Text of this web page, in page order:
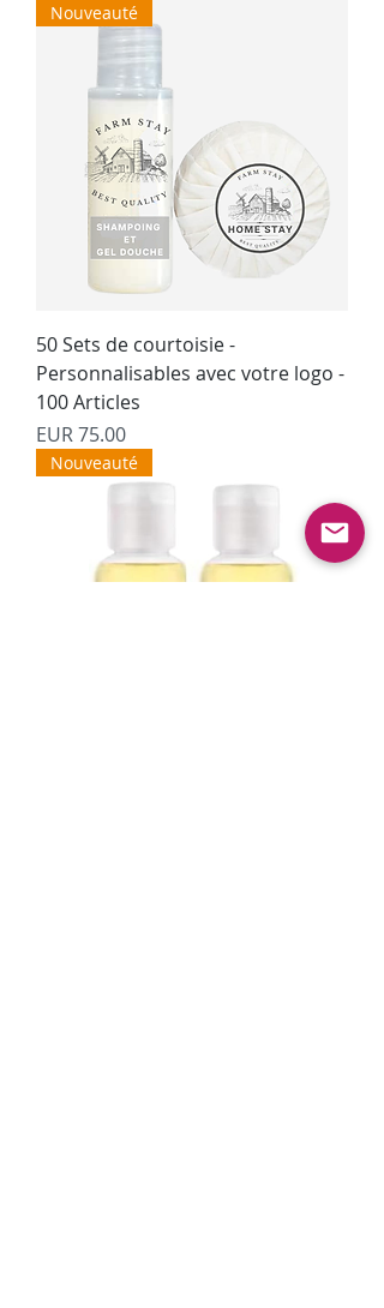
Nouveauté
50 Sets de courtoisie -
Personnalisables avec votre logo -
100 Articles
Precio
EUR 75.00
Nouveauté